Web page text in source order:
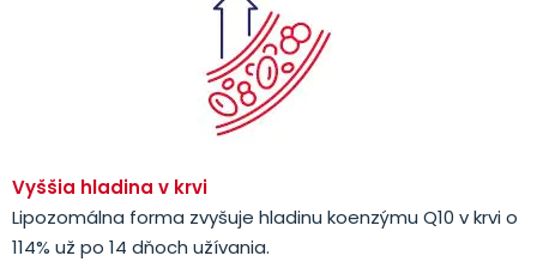
Vyššia hladina v krvi
Lipozomálna forma zvyšuje hladinu koenzýmu Q10 v krvi o
114% už po 14 dňoch užívania.